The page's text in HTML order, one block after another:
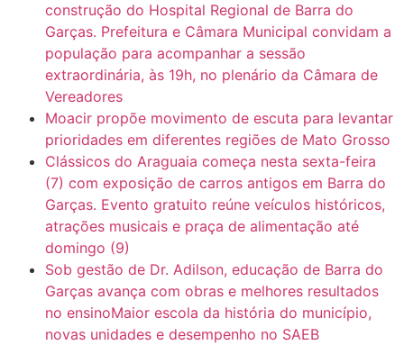
Mini Ginásio de Aragarças- Só a bo$ta 6:31
construção do Hospital Regional de Barra do
Garças. Prefeitura e Câmara Municipal convidam a
população para acompanhar a sessão
extraordinária, às 19h, no plenário da Câmara de
Vereadores
Moacir propõe movimento de escuta para levantar
prioridades em diferentes regiões de Mato Grosso
Clássicos do Araguaia começa nesta sexta-feira
(7) com exposição de carros antigos em Barra do
Garças. Evento gratuito reúne veículos históricos,
atrações musicais e praça de alimentação até
domingo (9)
Sob gestão de Dr. Adilson, educação de Barra do
Garças avança com obras e melhores resultados
no ensinoMaior escola da história do município,
novas unidades e desempenho no SAEB